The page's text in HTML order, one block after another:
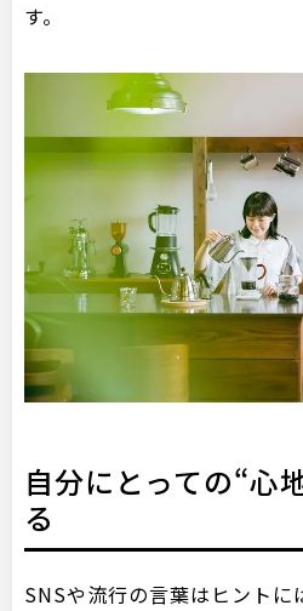
す。
自分にとっての“心
る
SNSや流行の言葉はヒントに